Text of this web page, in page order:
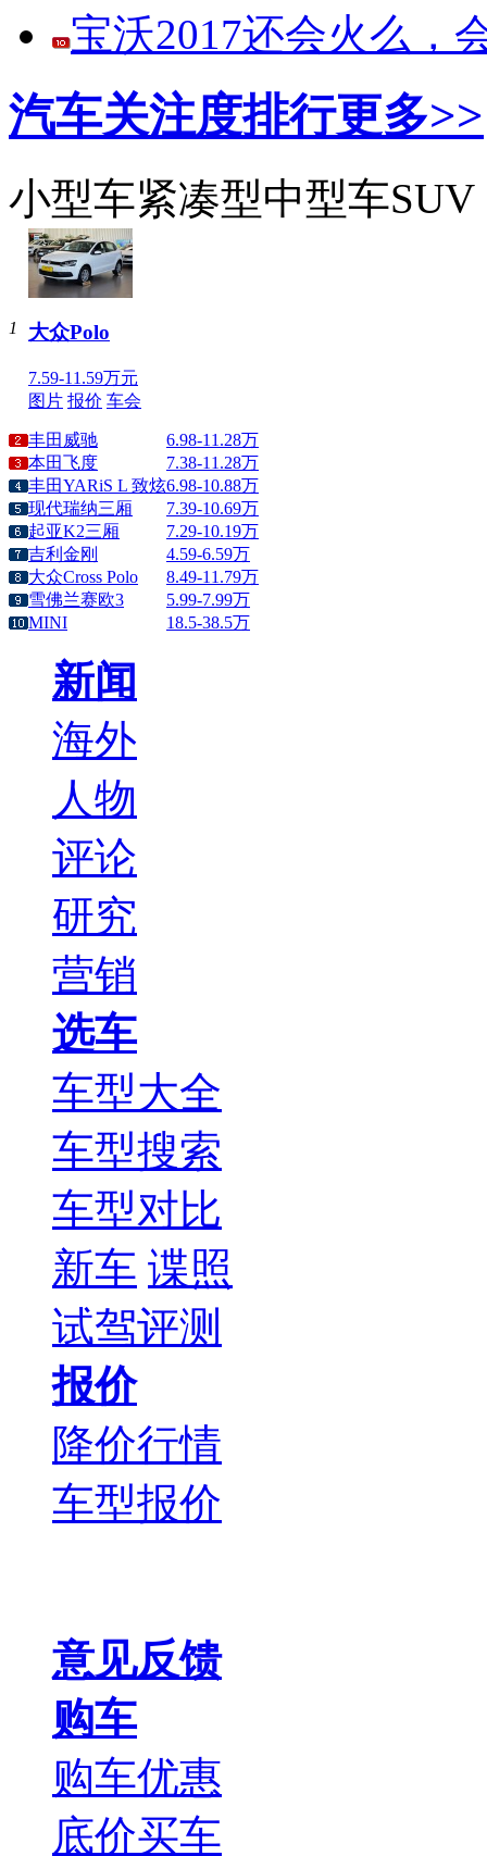
宝沃2017还会火么，
汽车关注度排行更多>>
小型车紧凑型中型车SUV
1 大众Polo
7.59-11.59万元
图片 报价 车会
丰田威驰
6.98-11.28万
本田飞度
7.38-11.28万
丰田YARiS L 致炫6.98-10.88万
现代瑞纳三厢
7.39-10.69万
起亚K2三厢
7.29-10.19万
吉利金刚
4.59-6.59万
大众Cross Polo
8.49-11.79万
雪佛兰赛欧3
5.99-7.99万
MINI
18.5-38.5万
新闻
海外
人物
评论
研究
营销
选车
车型大全
车型搜索
车型对比
新车 谍照
试驾评测
报价
降价行情
车型报价
意见反馈
购车
购车优惠
底价买车